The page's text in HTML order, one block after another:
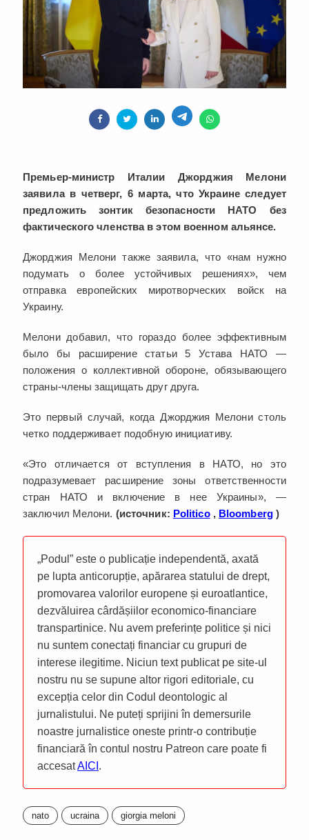
Премьер-министр Италии Джорджия Мелони
заявила в четверг, 6 марта, что Украине следует
предложить зонтик безопасности НАТО без
фактического членства в этом военном альянсе.
Джорджия Мелони также заявила, что «нам нужно
подумать о более устойчивых решениях», чем
отправка европейских миротворческих войск на
Украину.
Мелони добавил, что гораздо более эффективным
было бы расширение статьи 5 Устава НАТО —
положения о коллективной обороне, обязывающего
страны-члены защищать друг друга.
Это первый случай, когда Джорджия Мелони столь
четко поддерживает подобную инициативу.
«Это отличается от вступления в НАТО, но это
подразумевает расширение зоны ответственности
стран НАТО и включение в нее Украины», —
заключил Мелони. (источник: Politico , Bloomberg )
„Podul” este o publicație independentă, axată
pe lupta anticorupție, apărarea statului de drept,
promovarea valorilor europene și euroatlantice,
dezvăluirea cârdășiilor economico-financiare
transpartinice. Nu avem preferințe politice și nici
nu suntem conectați financiar cu grupuri de
interese ilegitime. Niciun text publicat pe site-ul
nostru nu se supune altor rigori editoriale, cu
excepția celor din Codul deontologic al
jurnalistului. Ne puteți sprijini în demersurile
noastre jurnalistice oneste printr-o contribuție
financiară în contul nostru Patreon care poate fi
accesatAICI .
nato ucraina giorgia meloni